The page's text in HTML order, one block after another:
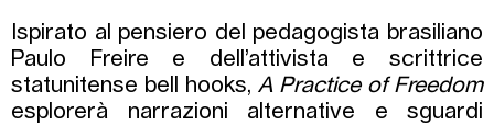
Ispirato al pensiero del pedagogista brasiliano
Paulo Freire e dell’attivista e scrittrice
statunitense bell hooks, A Practice of Freedom
esplorerà narrazioni alternative e sguardi